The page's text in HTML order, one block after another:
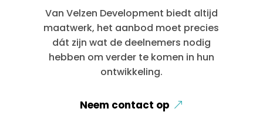
Van Velzen Development biedt altijd
maatwerk, het aanbod moet precies
dát zijn wat de deelnemers nodig
hebben om verder te komen in hun
ontwikkeling.
Neem contact op